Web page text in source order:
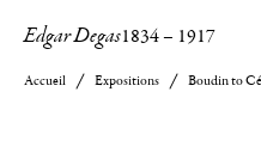
Edgar Degas1834– 1917
Accueil Expositions Boudin to